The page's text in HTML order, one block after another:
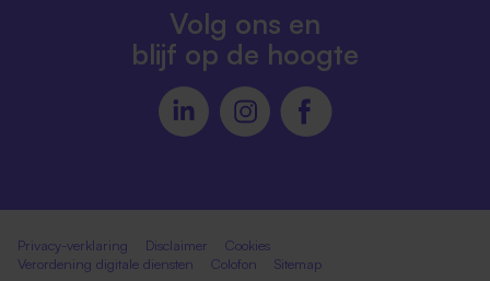
Volg ons en
blijf op de hoogte
Privacy-verklaring Disclaimer
Cookies
Verordening digitale diensten
Colofon Sitemap